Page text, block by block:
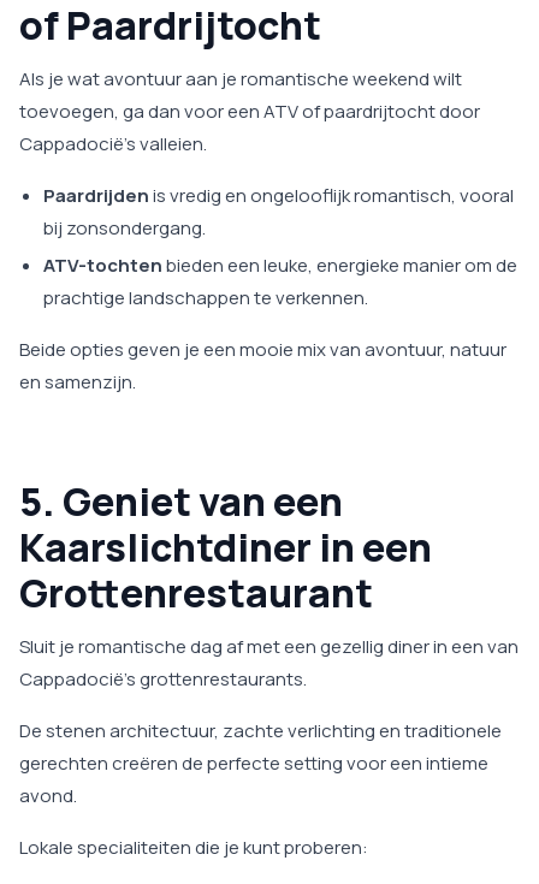
of Paardrijtocht
Als je wat avontuur aan je romantische weekend wilt
toevoegen, ga dan voor een ATV of paardrijtocht door
Cappadocië’s valleien.
Paardrijdenis vredig en ongelooflijk romantisch, vooral
bij zonsondergang.
ATV-tochtenbieden een leuke, energieke manier om de
prachtige landschappen te verkennen.
Beide opties geven je een mooie mix van avontuur, natuur
en samenzijn.
5. Geniet van een
Kaarslichtdiner in een
Grottenrestaurant
Sluit je romantische dag af met een gezellig diner in een van
Cappadocië’s grottenrestaurants.
De stenen architectuur, zachte verlichting en traditionele
gerechten creëren de perfecte setting voor een intieme
avond.
Lokale specialiteiten die je kunt proberen: